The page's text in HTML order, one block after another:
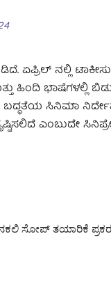
ಏಪ್ರಿಲ್ ನಲ್ಲಿ
ಹಿಂದಿ ಭಾಷೆಗಳಲ್ಲಿ
ಬದ್ಧತೆಯ ಸಿನಿಮಾ
ಎಂಬುದೇ
ಸೋಪ್ ತಯಾರಿಕೆ